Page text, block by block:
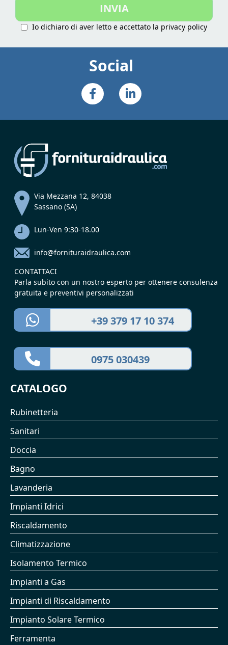
INVIA
Io dichiaro di aver letto e accettato la privacy policy
Social
Via Mezzana 12, 84038
Sassano (SA)
Lun-Ven 9:30-18.00
info@fornituraidraulica.com
CONTATTACI
Parla subito con un nostro esperto per ottenere consulenza
gratuita e preventivi personalizzati
+39 379 17 10 374
0975 030439
CATALOGO
Rubinetteria
Sanitari
Doccia
Bagno
Lavanderia
Impianti Idrici
Riscaldamento
Climatizzazione
Isolamento Termico
Impianti a Gas
Impianti di Riscaldamento
Impianto Solare Termico
Ferramenta